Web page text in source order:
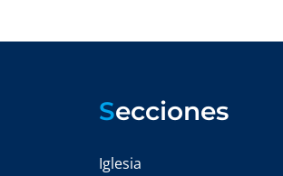
Secciones
Iglesia